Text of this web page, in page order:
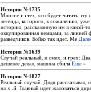
История №1735
Многие из тех, кто будет читать
легенда, которого, к сожалению,
историю, рассказанную им в какой-
оккупированная немцами, за
разведчиков. Бойко так идет. Ме
История №1639
Случай реальный, и смех, и грех:
дешевле делал, машина сбила Еще »
История №1827
Реальный случай. Дядя рассказывал,
на х..й. Главный идет жаловаться